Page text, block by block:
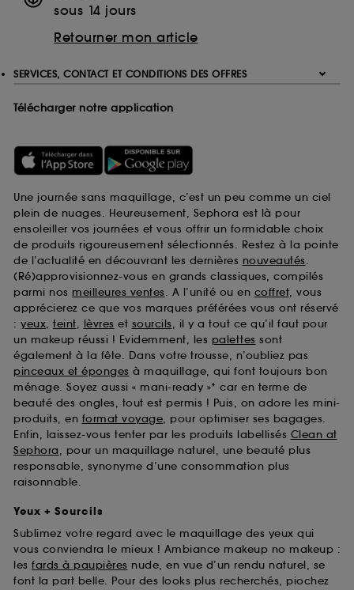
sous 14 jours
Retourner mon article
SERVICES, CONTACT ET CONDITIONS DES OFFRES
Télécharger notre application
Une journée sans maquillage, c’est un peu comme un ciel
plein de nuages. Heureusement, Sephora est là pour
ensoleiller vos journées et vous offrir un formidable choix
de produits rigoureusement sélectionnés. Restez à la pointe
de l’actualité en découvrant les dernières nouveautés.
(Ré)approvisionnez-vous en grands classiques, compilés
parmi nos meilleures ventes. A l’unité ou en coffret, vous
apprécierez ce que vos marques préférées vous ont réservé
: yeux, teint, lèvres et sourcils, il y a tout ce qu’il faut pour
un makeup réussi ! Evidemment, les palettes sont
également à la fête. Dans votre trousse, n’oubliez pas
pinceaux et éponges à maquillage, qui font toujours bon
ménage. Soyez aussi « mani-ready »* car en terme de
beauté des ongles, tout est permis ! Puis, on adore les mini-
produits, en format voyage, pour optimiser ses bagages.
Enfin, laissez-vous tenter par les produits labellisés Clean at
Sephora, pour un maquillage naturel, une beauté plus
responsable, synonyme d’une consommation plus
raisonnable.
Yeux + Sourcils
Sublimez votre regard avec le maquillage des yeux qui
vous conviendra le mieux ! Ambiance makeup no makeup :
les fards à paupières nude, en vue d’un rendu naturel, se
font la part belle. Pour des looks plus recherchés, piochez